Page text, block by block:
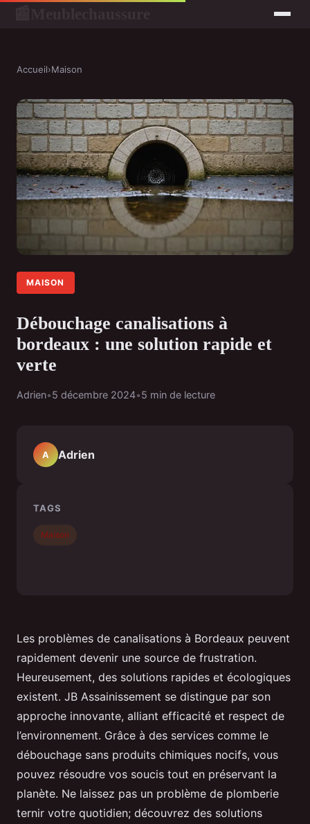
Accueil›Maison
MAISON
Débouchage canalisations à
bordeaux : une solution rapide et
verte
Adrien•5 décembre 2024•5 min de lecture
Les problèmes de canalisations à Bordeaux peuvent
rapidement devenir une source de frustration.
Heureusement, des solutions rapides et écologiques
existent. JB Assainissement se distingue par son
approche innovante, alliant efficacité et respect de
l’environnement. Grâce à des services comme le
débouchage sans produits chimiques nocifs, vous
pouvez résoudre vos soucis tout en préservant la
planète. Ne laissez pas un problème de plomberie
ternir votre quotidien; découvrez des solutions
A Adrien
TAGS
Maison